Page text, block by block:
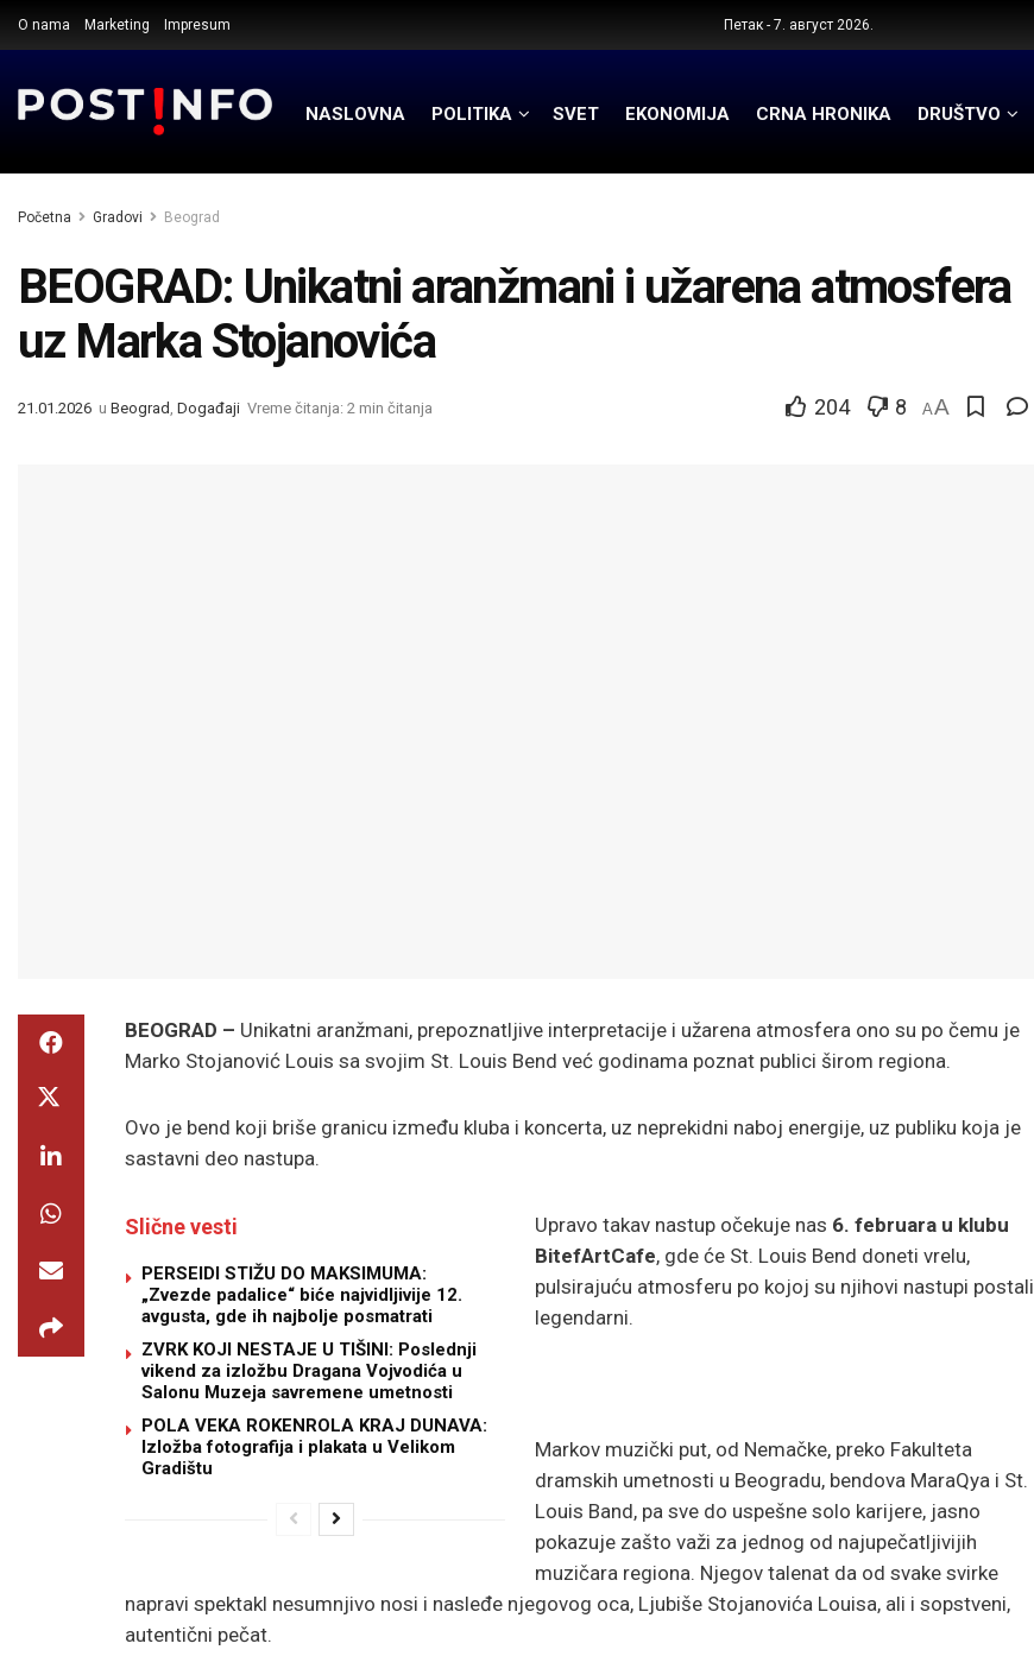
O nama Marketing Impresum Петак - 7. август 2026.
NASLOVNA POLITIKA SVET EKONOMIJA CRNA HRONIKA DRUŠTVO
Početna Gradovi Beograd
BEOGRAD: Unikatni aranžmani i užarena atmosfera
uz Marka Stojanovića
21.01.2026 u Beograd , Događaji Vreme čitanja: 2 min čitanja 204 8 AA
BEOGRAD – Unikatni aranžmani, prepoznatljive interpretacije i užarena atmosfera ono su po čemu je
Marko Stojanović Louis sa svojim St. Louis Bend već godinama poznat publici širom regiona.
Ovo je bend koji briše granicu između kluba i koncerta, uz neprekidni naboj energije, uz publiku koja je
sastavni deo nastupa.
Slične vesti
PERSEIDI STIŽU DO MAKSIMUMA:
„Zvezde padalice“ biće najvidljivije 12.
avgusta, gde ih najbolje posmatrati
ZVRK KOJI NESTAJE U TIŠINI: Poslednji
vikend za izložbu Dragana Vojvodića u
Salonu Muzeja savremene umetnosti
POLA VEKA ROKENROLA KRAJ DUNAVA:
Izložba fotografija i plakata u Velikom
Gradištu
Upravo takav nastup očekuje nas 6. februara u klubu
BitefArtCafe, gde će St. Louis Bend doneti vrelu,
pulsirajuću atmosferu po kojoj su njihovi nastupi postali
legendarni.
Markov muzički put, od Nemačke, preko Fakulteta
dramskih umetnosti u Beogradu, bendova MaraQya i St.
Louis Band, pa sve do uspešne solo karijere, jasno
pokazuje zašto važi za jednog od najupečatljivijih
muzičara regiona. Njegov talenat da od svake svirke
napravi spektakl nesumnjivo nosi i nasleđe njegovog oca, Ljubiše Stojanovića Louisa, ali i sopstveni,
autentični pečat.